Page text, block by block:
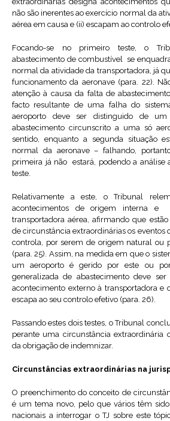
não são inerentes ao exercício normal da
aérea em causa e (ii) escapam ao controlo
Focando-se no primeiro teste, o
abastecimento de combustível se
normal da atividade da transportadora, já
funcionamento da aeronave (para. 22).
atenção à causa da falta de
facto resultante de uma falha do
aeroporto deve ser distinguido de
abastecimento circunscrito a uma só
sentido, enquanto a segunda situação
normal da aeronave – falhando,
primeira já não estará, podendo a análise
teste.
Relativamente a este, o Tribunal
acontecimentos de origem interna
transportadora aérea, afirmando que
de circunstância extraordinárias os eventos
controla, por serem de origem natural ou
(para. 25). Assim, na medida em que o
um aeroporto é gerido por este ou
generalizada de abastecimento deve
acontecimento externo à transportadora e
escapa ao seu controlo efetivo (para. 26).
Passando estes dois testes, o Tribunal
perante uma circunstância extraordinária
da obrigação de indemnizar.
Circunstâncias extraordinárias na
O preenchimento do conceito de
é um tema novo, pelo que vários têm
nacionais a interrogar o TJ sobre este